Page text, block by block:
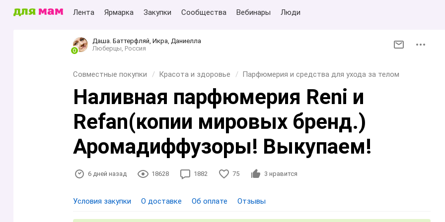
Лента Ярмарка Закупки Сообщества Вебинары Люди
Даша. Баттерфляй, Икра, Даниелла
Люберцы, Россия
Совместные покупки Красота и здоровье Парфюмерия и средства для ухода за телом
Наливная парфюмерия Reni и
Refan(копии мировых бренд.)
Аромадиффузоры! Выкупаем!
6 дней назад 18628 1882 75 3 нравится
Условия закупки О доставке Об оплате Отзывы